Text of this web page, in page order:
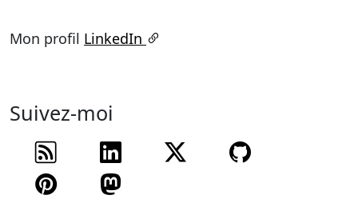
Mon profil LinkedIn
Suivez-moi
Flux RSSSuivez-moi surSuivez-moi sur
Suivez
Suivez-moi sur